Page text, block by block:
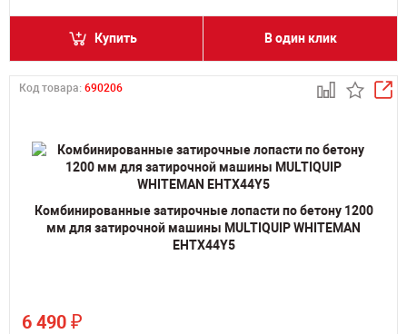
Купить В один клик
Код товара: 690206
Комбинированные затирочные лопасти по бетону 1200
мм для затирочной машины MULTIQUIP WHITEMAN
EHTX44Y5
6 490 ₽